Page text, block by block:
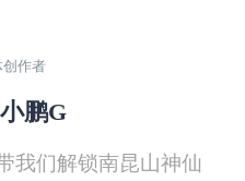
创作者
鹏G
我们解锁南昆山神仙